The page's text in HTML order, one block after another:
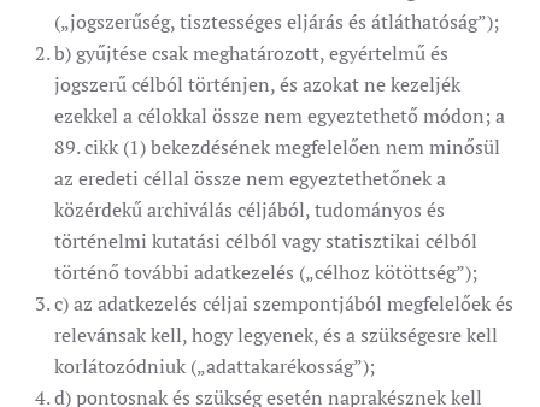
(„jogszerűség, tisztességes eljárás és átláthatóság”);
b) gyűjtése csak meghatározott, egyértelmű és
jogszerű célból történjen, és azokat ne kezeljék
ezekkel a célokkal össze nem egyeztethető módon; a
89. cikk (1) bekezdésének megfelelően nem minősül
az eredeti céllal össze nem egyeztethetőnek a
közérdekű archiválás céljából, tudományos és
történelmi kutatási célból vagy statisztikai célból
történő további adatkezelés („célhoz kötöttség”);
c) az adatkezelés céljai szempontjából megfelelőek és
relevánsak kell, hogy legyenek, és a szükségesre kell
korlátozódniuk („adattakarékosság”);
d) pontosnak és szükség esetén naprakésznek kell